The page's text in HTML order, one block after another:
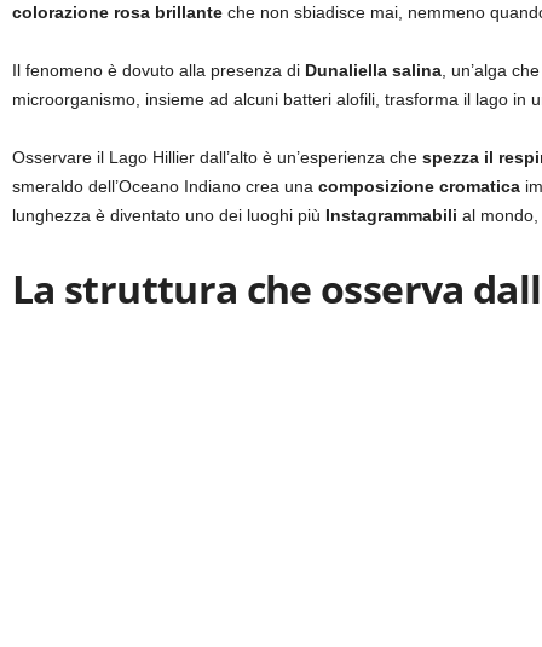
colorazione rosa brillante che non sbiadisce mai, nemmeno
Il fenomeno è dovuto alla presenza di Dunaliella salina, un’alga
microorganismo, insieme ad alcuni batteri alofili, trasforma il lago in
Osservare il Lago Hillier dall’alto è un’esperienza che spezza il
smeraldo dell’Oceano Indiano crea una composizione cromatica
lunghezza è diventato uno dei luoghi più Instagrammabili al
La struttura che osserva